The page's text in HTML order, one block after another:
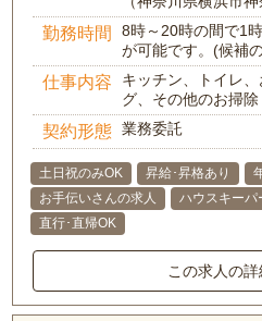
勤務時間
8時～20時の間で1
が可能です。(候補
仕事内容
キッチン、トイレ
グ、その他のお掃除
契約形態 業務委託
土日祝のみOK 昇給･昇格あり
お手伝いさんの求人
ハウスキーパ
直行･直帰OK
この求人の